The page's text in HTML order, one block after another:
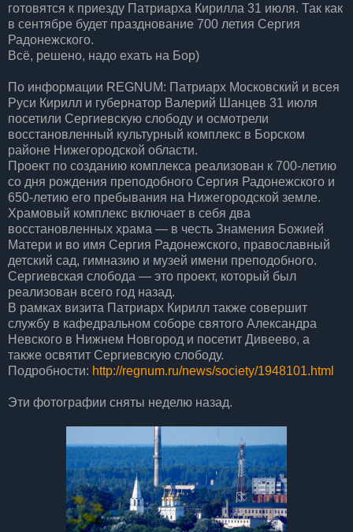
готовятся к приезду Патриарха Кирилла 31 июля. Так как
в сентябре будет празднование 700 летия Сергия
Радонежского.
Всё, решено, надо ехать на Бор)
По информации REGNUM: Патриарх Московский и всея
Руси Кирилл и губернатор Валерий Шанцев 31 июля
посетили Сергиевскую слободу и осмотрели
восстановленный культурный комплекс в Борском
районе Нижегородской области.
Проект по созданию комплекса реализован к 700-летию
со дня рождения преподобного Сергия Радонежского и
650-летию его пребывания на Нижегородской земле.
Храмовый комплекс включает в себя два
восстановленных храма — в честь Знамения Божией
Матери и во имя Сергия Радонежского, православный
детский сад, гимназию и музей имени преподобного.
Сергиевская слобода — это проект, который был
реализован всего год назад.
В рамках визита Патриарх Кирилл также совершит
службу в кафедральном соборе святого Александра
Невского в Нижнем Новгород и посетит Дивеево, а
также освятит Сергиевскую слободу.
Подробности: http://regnum.ru/news/society/1948101.html
Эти фотографии сняты неделю назад.